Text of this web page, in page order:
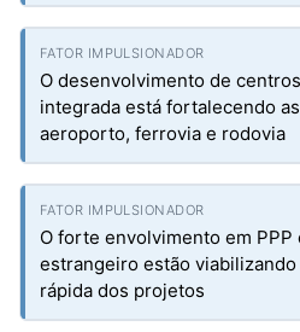
O desenvolvimento de
integrada está fortalecendo
aeroporto, ferrovia e rodovia
O forte envolvimento em
estrangeiro estão
rápida dos projetos